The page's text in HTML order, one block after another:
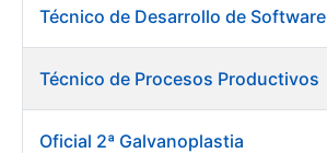
Técnico de Desarrollo de Software
Técnico de Procesos Productivos
Oficial 2ª Galvanoplastia